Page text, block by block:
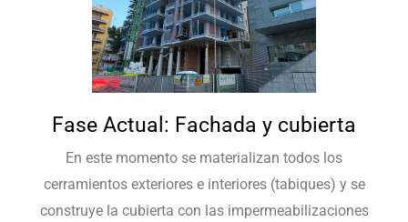
Fase Actual: Fachada y cubierta
En este momento se materializan todos los
cerramientos exteriores e interiores (tabiques) y se
construye la cubierta con las impermeabilizaciones